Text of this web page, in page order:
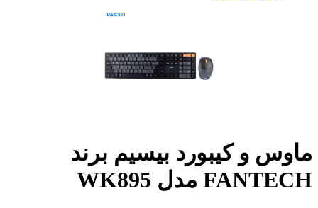
ماوس و کیبورد بیسیم برند
FANTECH مدل WK895